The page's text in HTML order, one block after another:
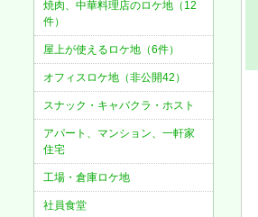
焼肉、中華料理店のロケ地（12
件）
屋上が使えるロケ地（6件）
オフィスロケ地（非公開42）
スナック・キャバクラ・ホスト
アパート、マンション、一軒家
住宅
工場・倉庫ロケ地
社員食堂